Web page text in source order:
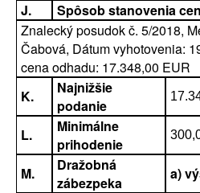
J.
Spôsob stanovenia
Znalecký posudok č. 5/2018,
Čabová, Dátum vyhotovenia:
cena odhadu: 17.348,00 EUR
K.
Najnižšie
podanie
L.
Minimálne
prihodenie
M.
Dražobná
zábezpeka
a)